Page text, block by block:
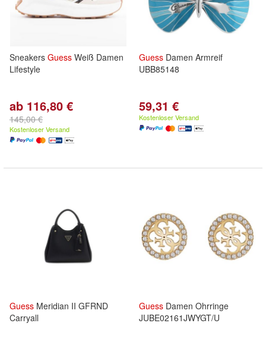
Sneakers Guess Weiß Damen
Lifestyle
ab 116,80 €
145,00 €
Kostenloser Versand
Guess Damen Armreif
UBB85148
59,31 €
Kostenloser Versand
Guess Meridian II GFRND
Carryall
Guess Damen Ohrringe
JUBE02161JWYGT/U